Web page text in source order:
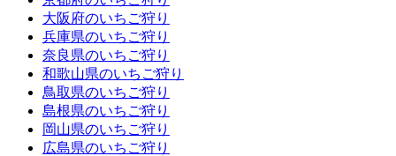
大阪府のいちご狩り
兵庫県のいちご狩り
奈良県のいちご狩り
和歌山県のいちご狩り
鳥取県のいちご狩り
島根県のいちご狩り
岡山県のいちご狩り
広島県のいちご狩り